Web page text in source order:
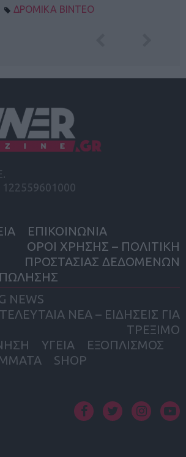
ΔΡΟΜΙΚΑ ΒΙΝΤΕΟ
ΕΠΙΚΟΙΝΩΝΙΑ
ΟΡΟΙ ΧΡΗΣΗΣ – ΠΟΛΙΤΙΚΗ
ΠΡΟΣΤΑΣΙΑΣ ΔΕΔΟΜΕΝΩΝ
NEWS
ΤΕΛΕΥΤΑΙΑ ΝΕΑ – ΕΙΔΗΣΕΙΣ ΓΙΑ
ΤΡΕΞΙΜΟ
ΥΓΕΙΑ
ΕΞΟΠΛΙΣΜΟΣ
SHOP